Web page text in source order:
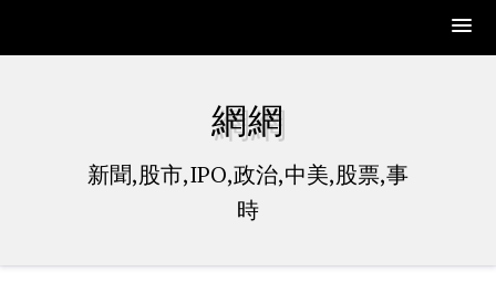
網網
新聞,股市,IPO,政治,中美,股票,事
時